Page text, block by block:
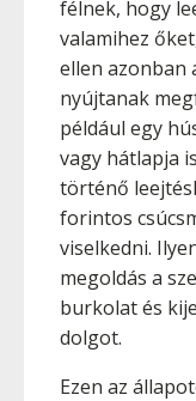
félnek, hogy
valamihez
ellen azonban
nyújtanak
például egy
vagy hátlapja
történő
forintos
viselkedni.
megoldás a
burkolat és
dolgot.
Ezen az